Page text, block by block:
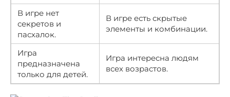
В игре нет
секретов и
пасхалок.
В игре есть скрытые
элементы и комбинации.
Игра
предназначена
только для детей.
Игра интересна людям
всех возрастов.